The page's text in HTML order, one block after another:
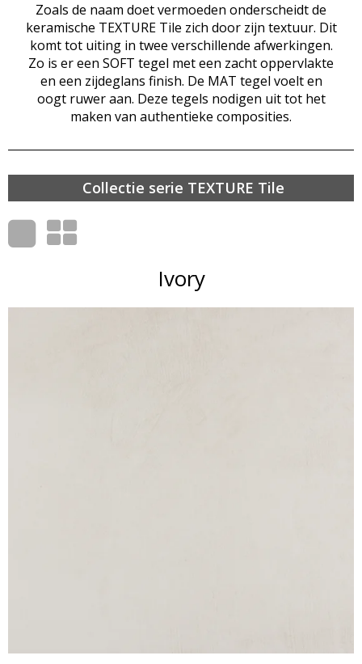
Zoals de naam doet vermoeden onderscheidt de
keramische TEXTURE Tile zich door zijn textuur. Dit
komt tot uiting in twee verschillende afwerkingen.
Zo is er een SOFT tegel met een zacht oppervlakte
en een zijdeglans finish. De MAT tegel voelt en
oogt ruwer aan. Deze tegels nodigen uit tot het
maken van authentieke composities.
Collectie serie TEXTURE Tile
Ivory